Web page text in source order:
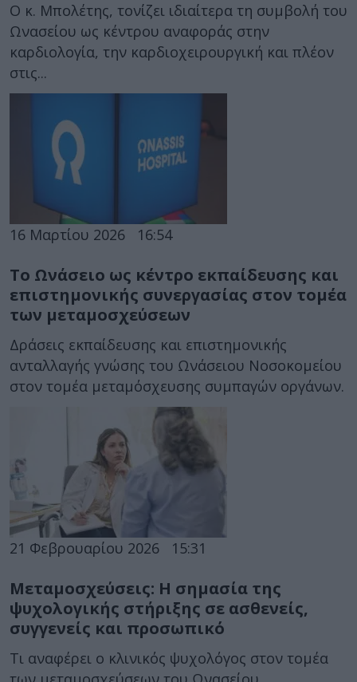
Ο κ. Μπολέτης, τονίζει ιδιαίτερα τη συμβολή του
Ωνασείου ως κέντρου αναφοράς στην
καρδιολογία, την καρδιοχειρουργική και πλέον
στις...
16 Μαρτίου 2026 16:54
Το Ωνάσειο ως κέντρο εκπαίδευσης και
επιστημονικής συνεργασίας στον τομέα
των μεταμοσχεύσεων
Δράσεις εκπαίδευσης και επιστημονικής
ανταλλαγής γνώσης του Ωνάσειου Νοσοκομείου
στον τομέα μεταμόσχευσης συμπαγών οργάνων.
21 Φεβρουαρίου 2026 15:31
Μεταμοσχεύσεις: Η σημασία της
ψυχολογικής στήριξης σε ασθενείς,
συγγενείς και προσωπικό
Τι αναφέρει ο κλινικός ψυχολόγος στον τομέα